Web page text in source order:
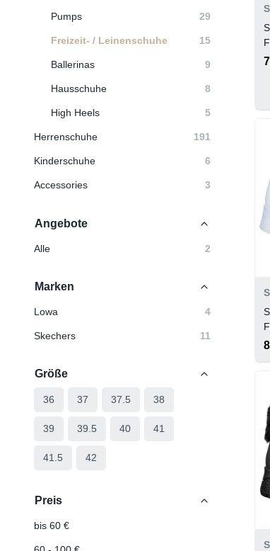
Pumps 29
Freizeit- / Leinenschuhe 15
Ballerinas 9
Hausschuhe 8
High Heels 5
Herrenschuhe 191
Kinderschuhe 6
Accessories 3
Angebote
Alle 2
Marken
Lowa 4
Skechers 11
Größe
36 37 37.5 38
39 39.5 40 41
41.5 42
Preis
bis 60 €